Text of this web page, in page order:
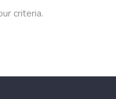
criteria.